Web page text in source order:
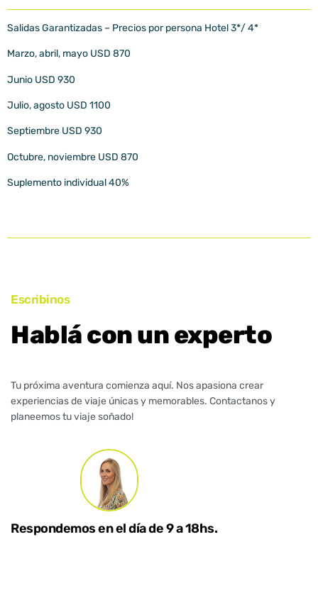
Salidas Garantizadas – Precios por persona Hotel 3*/ 4*
Marzo, abril, mayo USD 870
Junio USD 930
Julio, agosto USD 1100
Septiembre USD 930
Octubre, noviembre USD 870
Suplemento individual 40%
Escribinos
Hablá con un experto
Tu próxima aventura comienza aquí. Nos apasiona crear
experiencias de viaje únicas y memorables. Contactanos y
planeemos tu viaje soñado!
Respondemos en el día de 9 a 18hs.